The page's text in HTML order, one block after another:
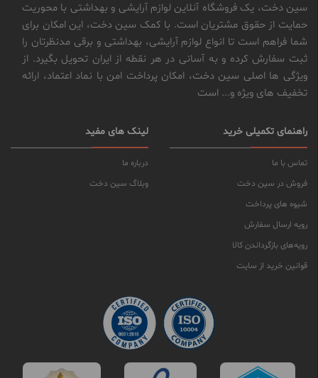
سین دخت، یک فروشگاه آنلاین لوازم آرایشی و بهداشتی با محوریت
حمایت از حقوق مشتریان است. با کمک سین دخت، این امکان برای
شما فراهم است تا انواع لوازم آرایشی، بهداشتی و برقی مدنظرتان را
ثبت سفارش کرده و به آسانی در هر نقطه از ایران تحویل بگیرد. از
ویژگی ها اصلی سین دخت، امکان پرداخت امن با نماد اعتماد، ارائه
تخفیف های ویژه و... است
راهنمای تکمیلی خرید
تماس با ما
فروش در سین دخت
شیوه های پرداخت
رویه ارسال سفارش
رویه‌های بازگرداندن کالا
قوانین خرید از سایت
لینک های مفید
درباره ما
وبلاگ سین دخت